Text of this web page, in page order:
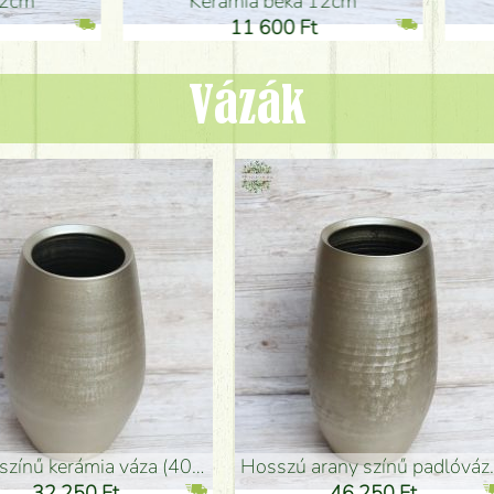
600 Ft
11 600 Ft
Vázák
(50x29cm)
fekete design váza (15x20cm)